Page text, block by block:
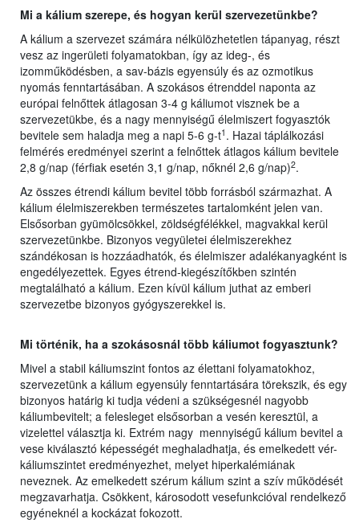
Mi a kálium szerepe, és hogyan kerül szervezetünkbe?
A kálium a szervezet számára nélkülözhetetlen tápanyag, részt
vesz az ingerületi folyamatokban, így az ideg-, és
izomműködésben, a sav-bázis egyensúly és az ozmotikus
nyomás fenntartásában. A szokásos étrenddel naponta az
európai felnőttek átlagosan 3-4 g káliumot visznek be a
szervezetükbe, és a nagy mennyiségű élelmiszert fogyasztók
bevitele sem haladja meg a napi 5-6 g-t1 . Hazai táplálkozási
felmérés eredményei szerint a felnőttek átlagos kálium bevitele
2,8 g/nap (férfiak esetén 3,1 g/nap, nőknél 2,6 g/nap)2.
Az összes étrendi kálium bevitel több forrásból származhat. A
kálium élelmiszerekben természetes tartalomként jelen van.
Elsősorban gyümölcsökkel, zöldségfélékkel, magvakkal kerül
szervezetünkbe. Bizonyos vegyületei élelmiszerekhez
szándékosan is hozzáadhatók, és élelmiszer adalékanyagként is
engedélyezettek. Egyes étrend-kiegészítőkben szintén
megtalálható a kálium. Ezen kívül kálium juthat az emberi
szervezetbe bizonyos gyógyszerekkel is.
Mi történik, ha a szokásosnál több káliumot fogyasztunk?
Mivel a stabil káliumszint fontos az élettani folyamatokhoz,
szervezetünk a kálium egyensúly fenntartására törekszik, és egy
bizonyos határig ki tudja védeni a szükségesnél nagyobb
káliumbevitelt; a felesleget elsősorban a vesén keresztül, a
vizelettel választja ki. Extrém nagy mennyiségű kálium bevitel a
vese kiválasztó képességét meghaladhatja, és emelkedett vér-
káliumszintet eredményezhet, melyet hiperkalémiának
neveznek. Az emelkedett szérum kálium szint a szív működését
megzavarhatja. Csökkent, károsodott vesefunkcióval rendelkező
egyéneknél a kockázat fokozott.